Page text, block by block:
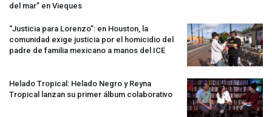
del mar” en Vieques
“Justicia para Lorenzo”: en Houston, la
comunidad exige justicia por el homicidio del
padre de familia mexicano a manos del ICE
Helado Tropical: Helado Negro y Reyna
Tropical lanzan su primer álbum colaborativo